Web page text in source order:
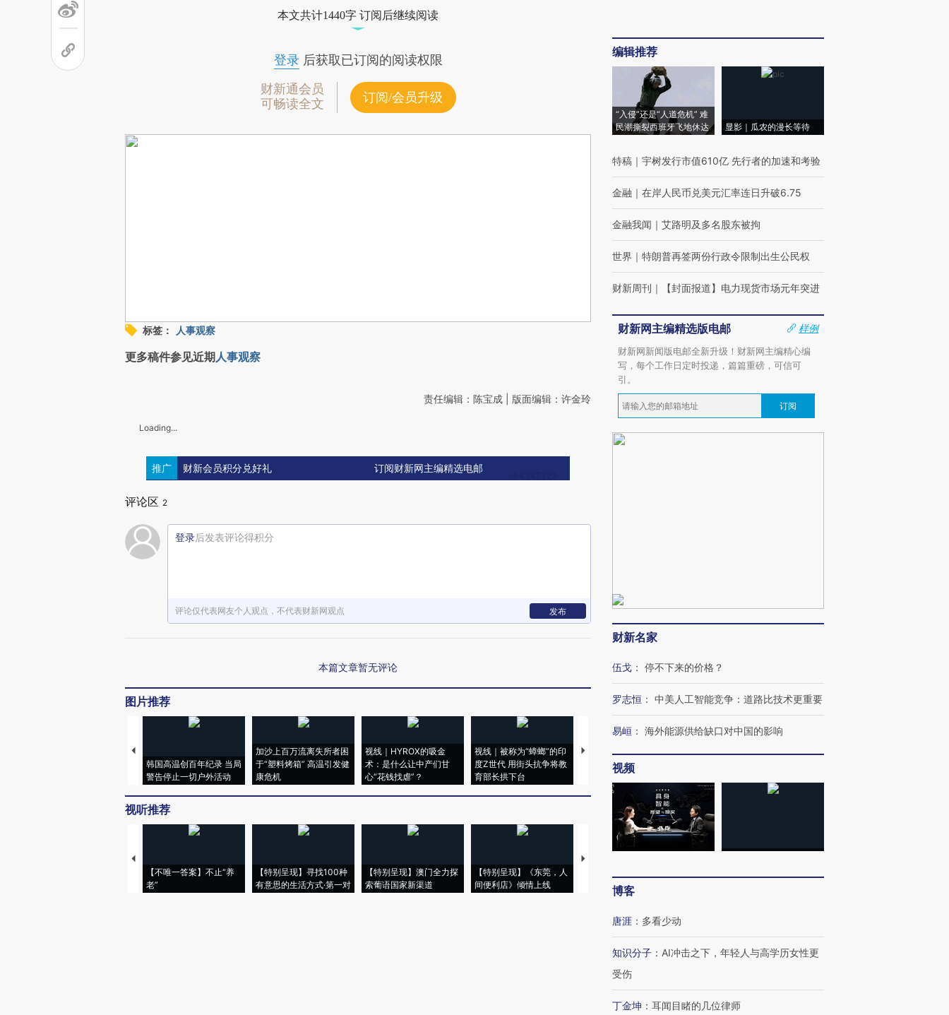
本文共计1440字 订阅后继续阅读
登录后获取已订阅的阅读权限
财新通会员
可畅读全文
订阅/会员升级
标签： 人事观察
更多稿件参见近期人事观察
责任编辑：陈宝成 | 版面编辑：许金玲
Loading...
推广 财新会员积分兑好礼 订阅财新网主编精选电邮
评论区 2
登录后发表评论得积分
评论仅代表网友个人观点，不代表财新网观点 发布
本篇文章暂无评论
图片推荐
韩国高温创百年纪录 当局
警告停止一切户外活动
加沙上百万流离失所者困
于“塑料烤箱” 高温引发健
康危机
视线｜HYROX的吸金
术：是什么让中产们甘
心“花钱找虐”？
视线｜被称为“蟑螂”的印
度Z世代 用街头抗争将教
育部长拱下台
视线｜“入侵”还是“人道危
机”？难民潮撕裂西班牙
飞地休达
湖北宜昌局部短时降雨
哈尔滨遭遇短时极端强降
视听推荐
【不唯一答案】不止“养
老”
【特别呈现】寻找100种
有意思的生活方式·第一对
【特别呈现】澳门全力探
索葡语国家新渠道
【特别呈现】《东莞，人
间便利店》倾情上线
【推广】走进第四届链博
编辑推荐
“入侵”还是“人道危机” 难
民潮撕裂西班牙飞地休达
显影｜瓜农的漫长等待
特稿 ｜ 宇树发行市值610亿 先行者的加速和考验
金融 ｜ 在岸人民币兑美元汇率连日升破6.75
金融我闻 ｜ 艾路明及多名股东被拘
世界 ｜ 特朗普再签两份行政令限制出生公民权
财新周刊 ｜ 【封面报道】电力现货市场元年突进
财新网主编精选版电邮
样例
财新网新闻版电邮全新升级！财新网主编精心编
写，每个工作日定时投递，篇篇重磅，可信可
引。
订阅
财新名家
伍戈 ： 停不下来的价格？
罗志恒 ： 中美人工智能竞争：道路比技术更重要
易峘 ： 海外能源供给缺口对中国的影响
视频
博客
唐涯 ： 多看少动
知识分子 ： AI冲击之下，年轻人与高学历女性更
受伤
丁金坤 ： 耳闻目睹的几位律师